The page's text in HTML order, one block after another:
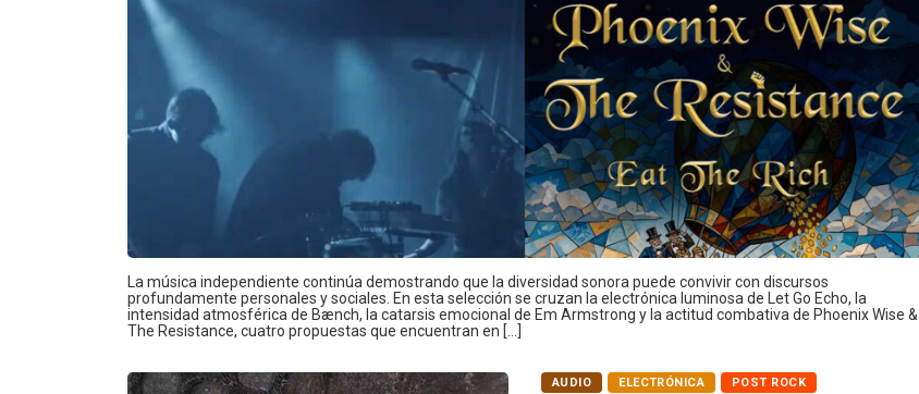
La música independiente continúa demostrando que la diversidad sonora puede convivir con discursos
profundamente personales y sociales. En esta selección se cruzan la electrónica luminosa de Let Go Echo, la
intensidad atmosférica de Bænch, la catarsis emocional de Em Armstrong y la actitud combativa de Phoenix Wise &
The Resistance, cuatro propuestas que encuentran en […]
AUDIO ELECTRÓNICA POST ROCK